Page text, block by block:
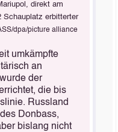
direkt am
Schauplatz erbitterter
dpa/picture alliance
umkämpfte
an
der
die bis
Russland
Donbass,
bislang nicht